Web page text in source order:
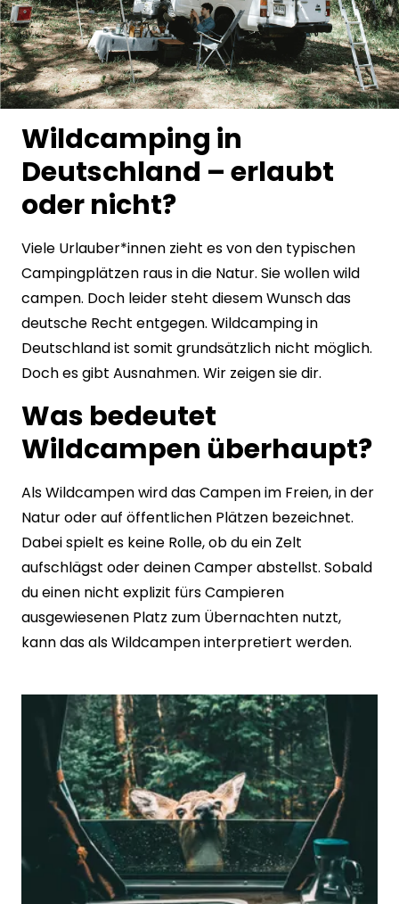
Select language
Wildcamping in
Deutschland – erlaubt
oder nicht?
Viele Urlauber*innen zieht es von den typischen
Campingplätzen raus in die Natur. Sie wollen wild
campen. Doch leider steht diesem Wunsch das
deutsche Recht entgegen. Wildcamping in
Deutschland ist somit grundsätzlich nicht möglich.
Doch es gibt Ausnahmen. Wir zeigen sie dir.
Was bedeutet
Wildcampen überhaupt?
Als Wildcampen wird das Campen im Freien, in der
Natur oder auf öffentlichen Plätzen bezeichnet.
Dabei spielt es keine Rolle, ob du ein Zelt
aufschlägst oder deinen Camper abstellst. Sobald
du einen nicht explizit fürs Campieren
ausgewiesenen Platz zum Übernachten nutzt,
kann das als Wildcampen interpretiert werden.